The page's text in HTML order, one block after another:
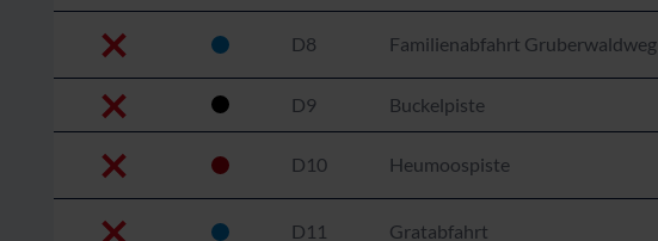
D8 Familienabfahrt Gruberwaldweg
D9 Buckelpiste
D10 Heumoospiste
D11 Gratabfahrt